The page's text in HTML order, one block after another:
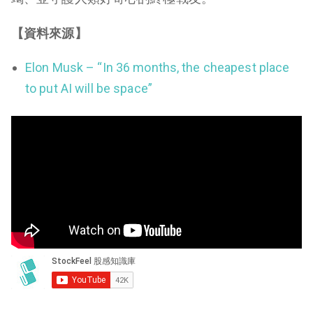
【資料來源】
Elon Musk – “In 36 months, the cheapest place
to put AI will be space”